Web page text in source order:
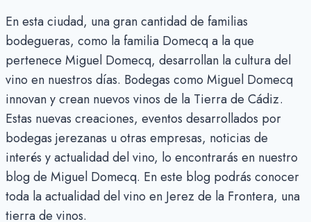
En esta ciudad, una gran cantidad de familias
bodegueras, como la familia Domecq a la que
pertenece Miguel Domecq, desarrollan la cultura del
vino en nuestros días. Bodegas como Miguel Domecq
innovan y crean nuevos vinos de la Tierra de Cádiz.
Estas nuevas creaciones, eventos desarrollados por
bodegas jerezanas u otras empresas, noticias de
interés y actualidad del vino, lo encontrarás en nuestro
blog de Miguel Domecq. En este blog podrás conocer
toda la actualidad del vino en Jerez de la Frontera, una
tierra de vinos.